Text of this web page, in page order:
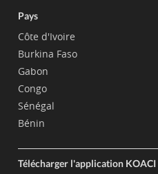
Pays
Côte d'Ivoire
Burkina Faso
Gabon
Congo
Sénégal
Bénin
Télécharger l'application KOACI